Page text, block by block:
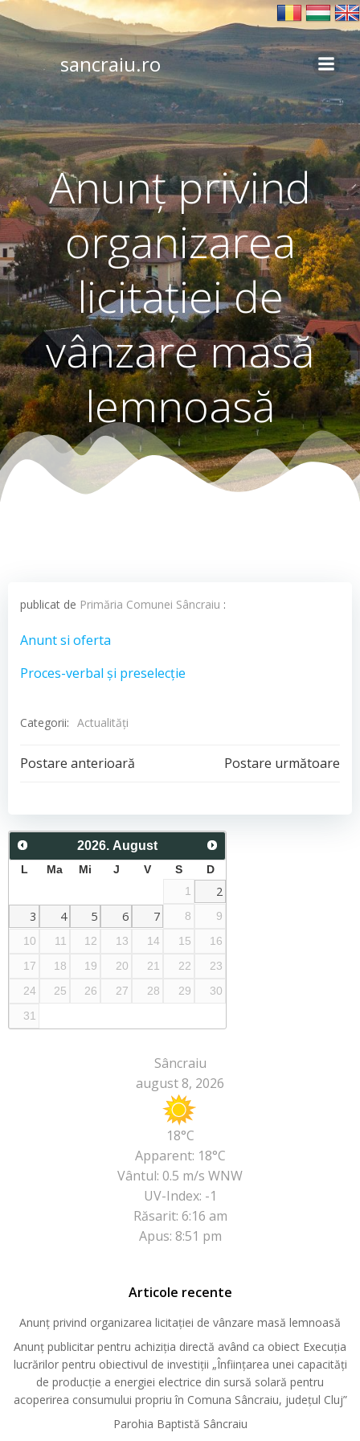
Skip
to
content
sancraiu.ro
Anunț privind
organizarea
licitației de
vânzare masă
lemnoasă
publicat de Primăria Comunei Sâncraiu :
Anunt si oferta
Proces-verbal și preselecție
Categorii: Actualităţi
Post
navigation
Postare anterioară
Post
navigation
Postare următoare
2026. August
L Ma Mi J V S
D
1
2
3
4 5 6 7 8
9
10
11 12 13 14 15
16
17
18 19 20 21 22
23
24
25 26 27 28 29
30
31
Sâncraiu
august 8, 2026
18°C
Apparent: 18°C
Vântul: 0.5 m/s WNW
UV-Index: -1
Răsarit: 6:16 am
Apus: 8:51 pm
Articole recente
Anunț privind organizarea licitației de vânzare masă lemnoasă
Anunț publicitar pentru achiziția directă având ca obiect Execuția
lucrărilor pentru obiectivul de investiții „Înființarea unei capacități
de producție a energiei electrice din sursă solară pentru
acoperirea consumului propriu în Comuna Sâncraiu, județul Cluj”
Parohia Baptistă Sâncraiu